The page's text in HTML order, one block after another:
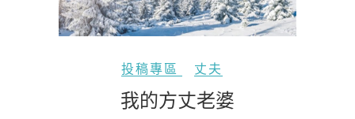
投稿專區 丈夫
我的方丈老婆